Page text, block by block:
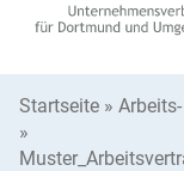
Startseite »
»